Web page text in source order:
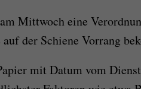
Mittwoch eine
der Schiene Vorrang
mit Datum vom